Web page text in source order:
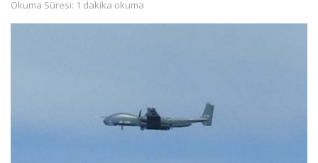
Okuma Süresi: 1 dakika okuma